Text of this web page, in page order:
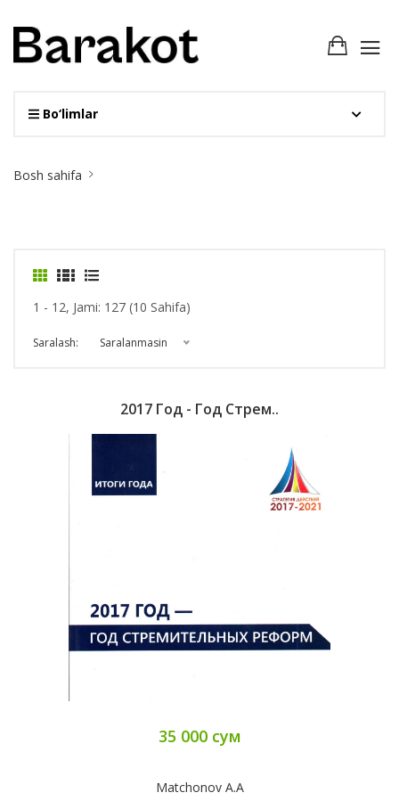
Bo‘limlar
Breadcrumb
Bosh sahifa
1 - 12, Jami: 127 (10 Sahifa)
Saralash: Saralanmasin
2017 Год - Год Стрем..
35 000 сум
Matchonov A.A